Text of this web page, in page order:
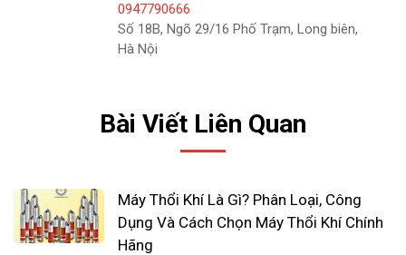
0947790666
Số 18B, Ngõ 29/16 Phố Trạm, Long biên,
Hà Nội
Bài Viết Liên Quan
Máy Thổi Khí Là Gì? Phân Loại, Công
Dụng Và Cách Chọn Máy Thổi Khí Chính
Hãng